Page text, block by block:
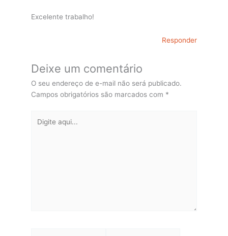
Excelente trabalho!
Responder
Deixe um comentário
O seu endereço de e-mail não será publicado.
Campos obrigatórios são marcados com *
aqui...